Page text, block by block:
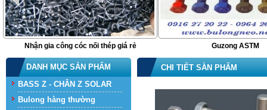
Nhận gia công cóc nối thép giá rẻ Guzong ASTM
DANH MỤC SẢN PHẨM
BASS Z - CHÂN Z SOLAR
Bulong hàng thường
CHI TIẾT SÀN PHẨM